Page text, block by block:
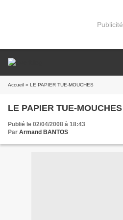
Publicité
Accueil » LE PAPIER TUE-MOUCHES
LE PAPIER TUE-MOUCHES
Publié le 02/04/2008 à 18:43
Par Armand BANTOS